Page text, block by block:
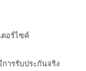
ตอร์ไซค์
ารรับประกันจริง